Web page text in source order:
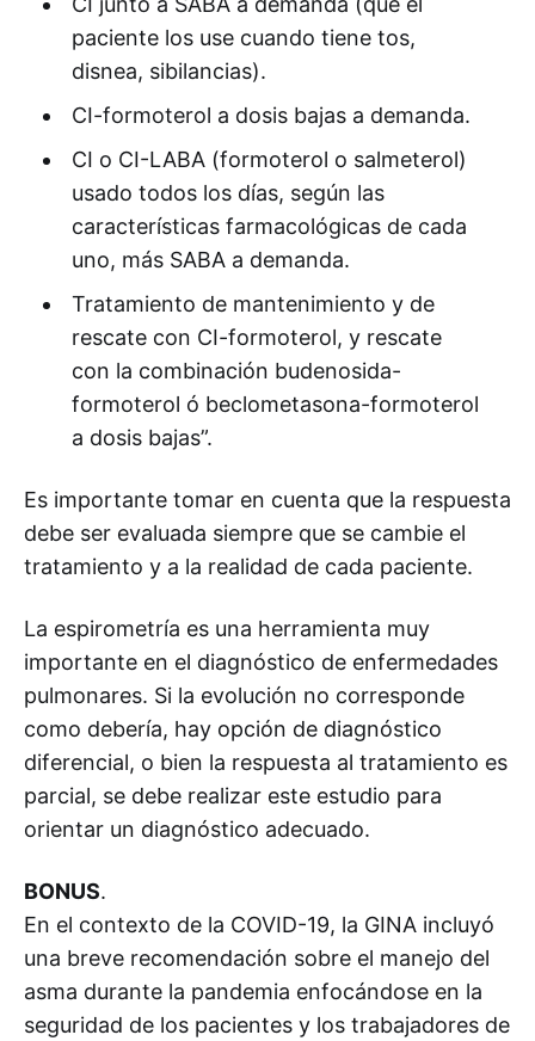
paciente los use cuando tiene tos,
disnea, sibilancias).
CI-formoterol a dosis bajas a demanda.
CI o CI-LABA (formoterol o salmeterol)
usado todos los días, según las
características farmacológicas de cada
uno, más SABA a demanda.
Tratamiento de mantenimiento y de
rescate con CI-formoterol, y rescate
con la combinación budenosida-
formoterol ó beclometasona-formoterol
a dosis bajas”.
Es importante tomar en cuenta que la respuesta
debe ser evaluada siempre que se cambie el
tratamiento y a la realidad de cada paciente.
La espirometría es una herramienta muy
importante en el diagnóstico de enfermedades
pulmonares. Si la evolución no corresponde
como debería, hay opción de diagnóstico
diferencial, o bien la respuesta al tratamiento es
parcial, se debe realizar este estudio para
orientar un diagnóstico adecuado.
BONUS.
En el contexto de la COVID-19, la GINA incluyó
una breve recomendación sobre el manejo del
asma durante la pandemia enfocándose en la
seguridad de los pacientes y los trabajadores de